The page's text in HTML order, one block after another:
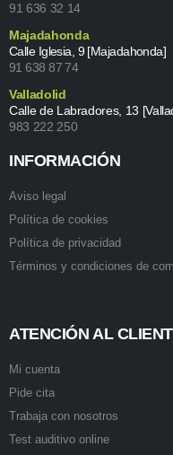
91 636 32 14
Majadahonda
Calle Iglesia, 9 [Majadahonda]
91 638 87 74
Valladolid
Calle de Labradores, 13
983 222 250
INFORMACIÓN
Aviso legal
Política de cookies
Política de privacidad
Términos y condiciones de
ATENCIÓN AL
Mi cuenta
Pide cita
Trabaja con nosotros
Test auditivo online